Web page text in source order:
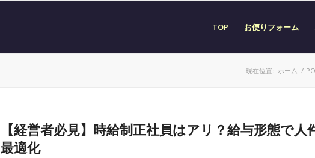
TOP お便りフォーム
現在位置: ホーム /
【経営者必見】時給制正社員はアリ？給与形態で人
最適化